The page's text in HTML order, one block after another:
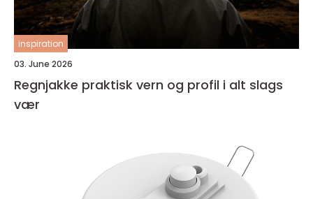
inspiration
03. June 2026
Regnjakke praktisk vern og profil i alt slags
vær